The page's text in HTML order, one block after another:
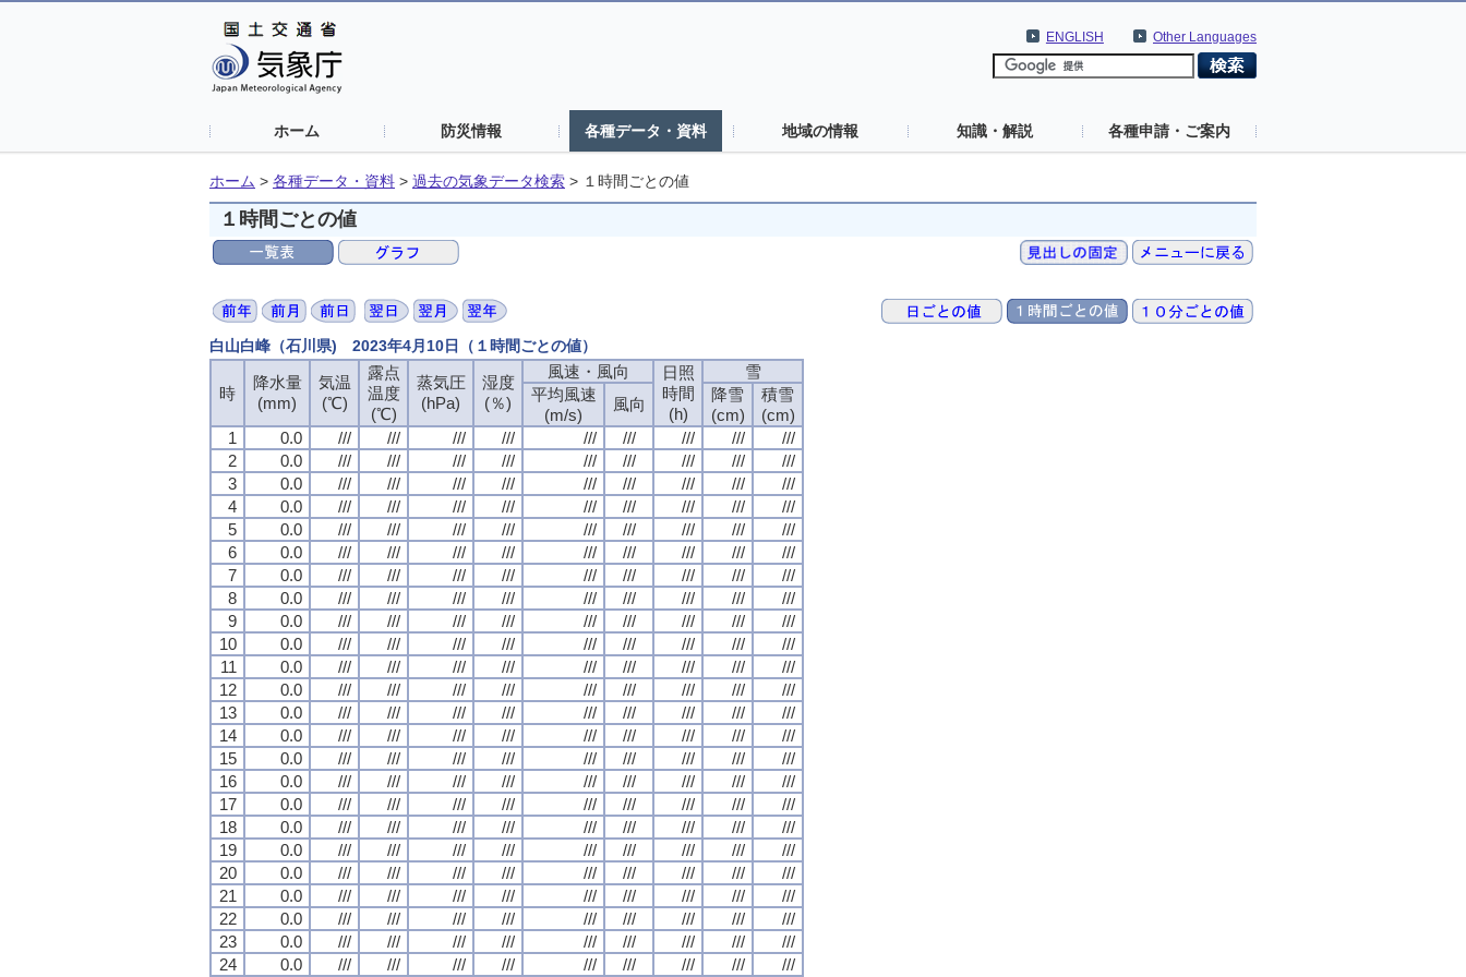
Other Languages
ENGLISH
ホーム 防災情報 各種データ・資料 地域の情報 知識・解説 各種申請・ご案内
ホーム > 各種データ・資料 > 過去の気象データ検索 > １時間ごとの値
１時間ごとの値
白山白峰（石川県) 2023年4月10日（１時間ごとの値）
時
降水量
(mm)
気温
(℃)
露点
温度
(℃)
蒸気圧
(hPa)
湿度
(％)
風速・風向
日照
時間
(h)
雪
平均風速
(m/s)
風向
降雪
(cm)
積雪
(cm)
1
0.0 /// /// /// /// /// /// /// ///
///
2
0.0 /// /// /// /// /// /// /// ///
///
3
0.0 /// /// /// /// /// /// /// ///
///
4
0.0 /// /// /// /// /// /// /// ///
///
5
0.0 /// /// /// /// /// /// /// ///
///
6
0.0 /// /// /// /// /// /// /// ///
///
7
0.0 /// /// /// /// /// /// /// ///
///
8
0.0 /// /// /// /// /// /// /// ///
///
9
0.0 /// /// /// /// /// /// /// ///
///
10
0.0 /// /// /// /// /// /// /// ///
///
11
0.0 /// /// /// /// /// /// /// ///
///
12
0.0 /// /// /// /// /// /// /// ///
///
13
0.0 /// /// /// /// /// /// /// ///
///
14
0.0 /// /// /// /// /// /// /// ///
///
15
0.0 /// /// /// /// /// /// /// ///
///
16
0.0 /// /// /// /// /// /// /// ///
///
17
0.0 /// /// /// /// /// /// /// ///
///
18
0.0 /// /// /// /// /// /// /// ///
///
19
0.0 /// /// /// /// /// /// /// ///
///
20
0.0 /// /// /// /// /// /// /// ///
///
21
0.0 /// /// /// /// /// /// /// ///
///
22
0.0 /// /// /// /// /// /// /// ///
///
23
0.0 /// /// /// /// /// /// /// ///
///
24
0.0 /// /// /// /// /// /// /// /// ///